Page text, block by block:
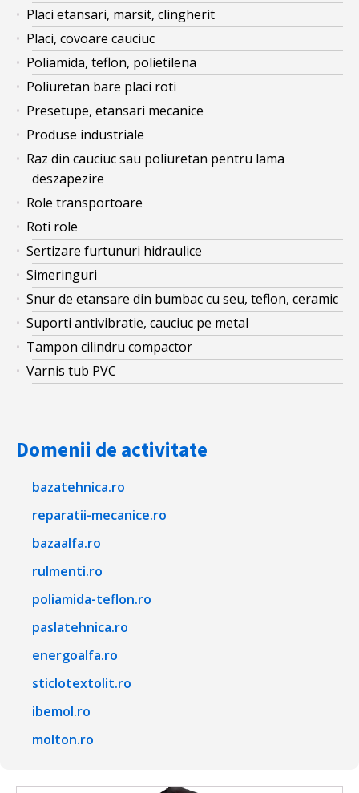
Placi etansari, marsit, clingherit
Placi, covoare cauciuc
Poliamida, teflon, polietilena
Poliuretan bare placi roti
Presetupe, etansari mecanice
Produse industriale
Raz din cauciuc sau poliuretan pentru lama
deszapezire
Role transportoare
Roti role
Sertizare furtunuri hidraulice
Simeringuri
Snur de etansare din bumbac cu seu, teflon, ceramic
Suporti antivibratie, cauciuc pe metal
Tampon cilindru compactor
Varnis tub PVC
Domenii de activitate
bazatehnica.ro
reparatii-mecanice.ro
bazaalfa.ro
rulmenti.ro
poliamida-teflon.ro
paslatehnica.ro
energoalfa.ro
sticlotextolit.ro
ibemol.ro
molton.ro